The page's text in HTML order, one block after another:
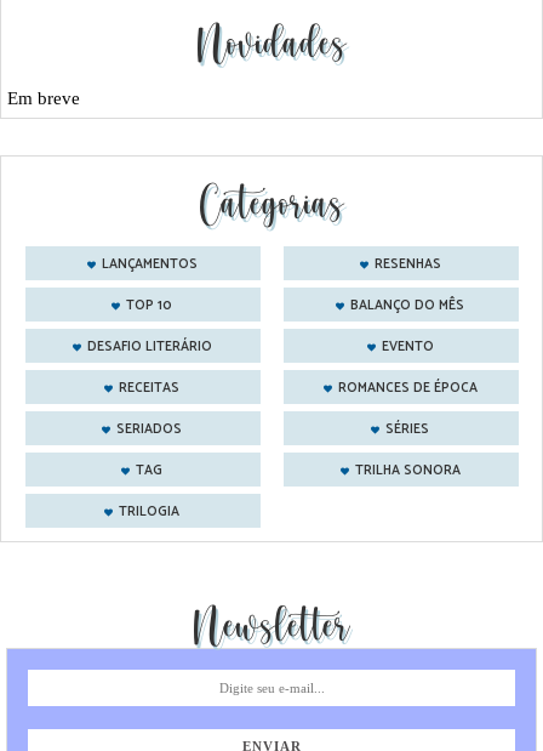
Novidades
Em breve
Categorias
LANÇAMENTOS
RESENHAS
TOP 10
BALANÇO DO MÊS
DESAFIO LITERÁRIO
EVENTO
RECEITAS
ROMANCES DE ÉPOCA
SERIADOS
SÉRIES
TAG
TRILHA SONORA
TRILOGIA
Newsletter